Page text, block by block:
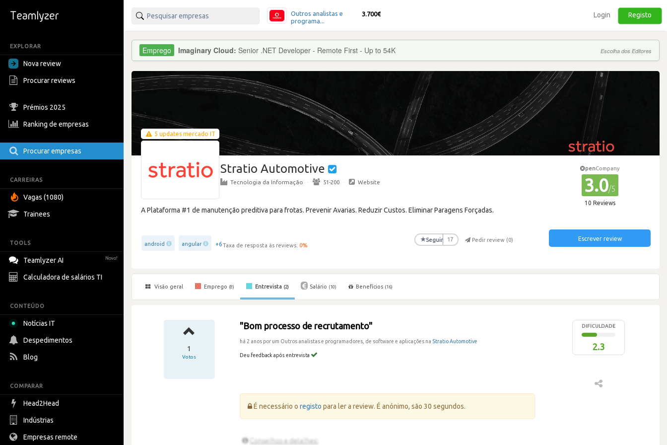
EXPLORAR
Nova review
Procurar reviews
Prémios 2025
Ranking de empresas
Procurar empresas
CARREIRAS
Vagas (1080)
Trainees
TOOLS
Teamlyzer AI Novo!
Calculadora de salários TI
CONTEÚDO
Notícias IT
Despedimentos
Blog
COMPARAR
Head2Head
Indústrias
Empresas remote
Outros analistas e
programa...
3.700€ Login Registo
Imaginary Cloud: Senior .NET Developer - Remote First - Up to 54K Escolha dos Editores
5 updates mercado IT
Stratio Automotive
Tecnologia da Informação · 51-200 · Website
A Plataforma #1 de manutenção preditiva para frotas. Prevenir Avarias. Reduzir Custos. Eliminar Paragens Forçadas.
android angular +6Taxa de resposta às reviews: 0%
★Seguir 17 Pedir review (0)
penCompany
3.0/5
10 Reviews
Escrever review
Visão geral Emprego (8) Entrevista (2) Salário (10) Benefícios (16)
1
Votos
"Bom processo de recrutamento"
há 2 anos por um Outros analistas e programadores, de software e aplicações na Stratio Automotive
Deu feedback após entrevista
DIFICULDADE
2.3
Erro:
É necessário oregisto para ler a review. É anónimo, são 30 segundos.